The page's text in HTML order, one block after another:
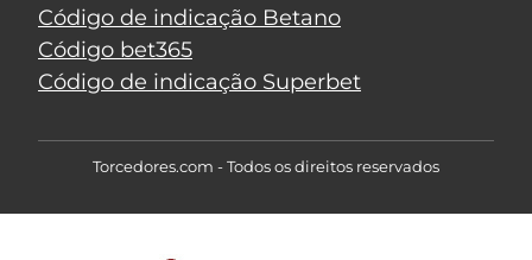
Código de indicação Betano
Código bet365
Código de indicação Superbet
Torcedores.com - Todos os direitos reservados